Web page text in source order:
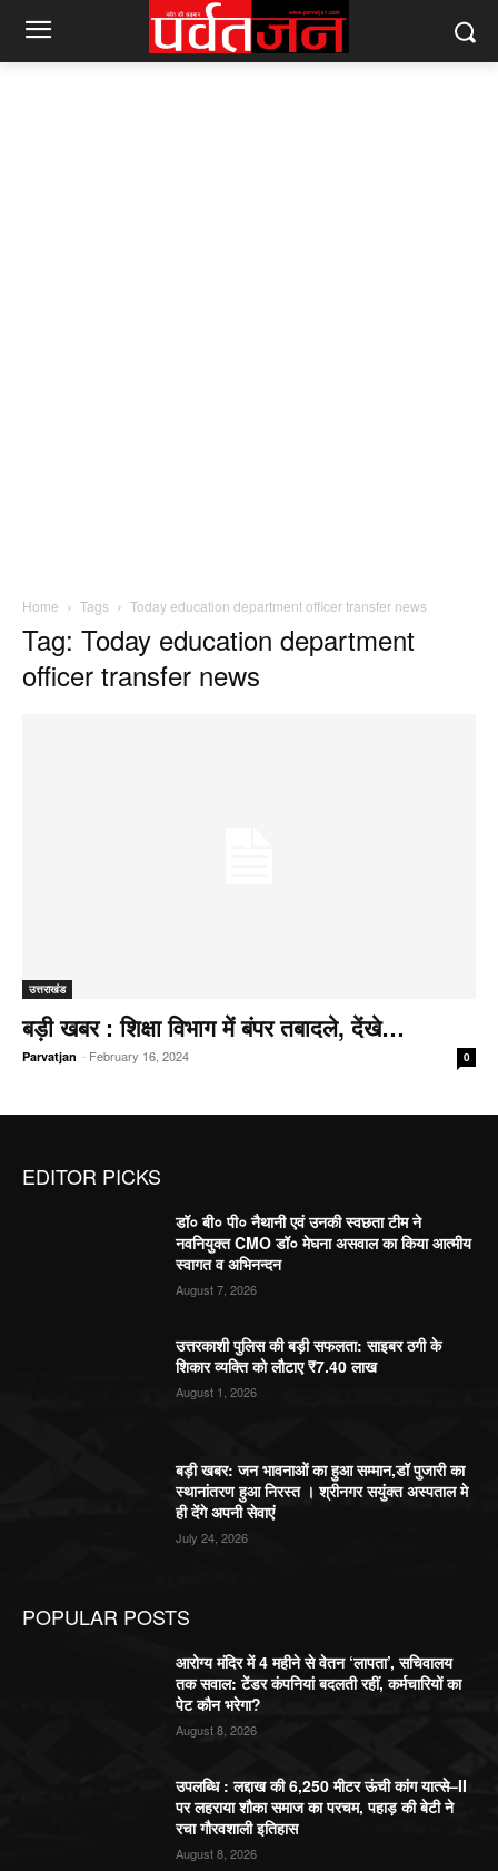
Home Tags Today education department officer transfer news
Tag: Today education department
officer transfer news
उत्तराखंड
बड़ी खबर : शिक्षा विभाग में बंपर तबादले, देंखे…
Parvatjan - February 16, 2024 0
EDITOR PICKS
डॉ० बी० पी० नैथानी एवं उनकी स्वछता टीम ने
नवनियुक्त CMO डॉ० मेघना असवाल का किया आत्मीय
स्वागत व अभिनन्दन
August 7, 2026
उत्तरकाशी पुलिस की बड़ी सफलता: साइबर ठगी के
शिकार व्यक्ति को लौटाए ₹7.40 लाख
August 1, 2026
बड़ी खबर: जन भावनाओं का हुआ सम्मान,डॉ पुजारी का
स्थानांतरण हुआ निरस्त । श्रीनगर सयुंक्त अस्पताल मे
ही देंगे अपनी सेवाएं
July 24, 2026
POPULAR POSTS
आरोग्य मंदिर में 4 महीने से वेतन ‘लापता’, सचिवालय
तक सवाल: टेंडर कंपनियां बदलती रहीं, कर्मचारियों का
पेट कौन भरेगा?
August 8, 2026
उपलब्धि : लद्दाख की 6,250 मीटर ऊंची कांग यात्से–II
पर लहराया शौका समाज का परचम, पहाड़ की बेटी ने
रचा गौरवशाली इतिहास
August 8, 2026